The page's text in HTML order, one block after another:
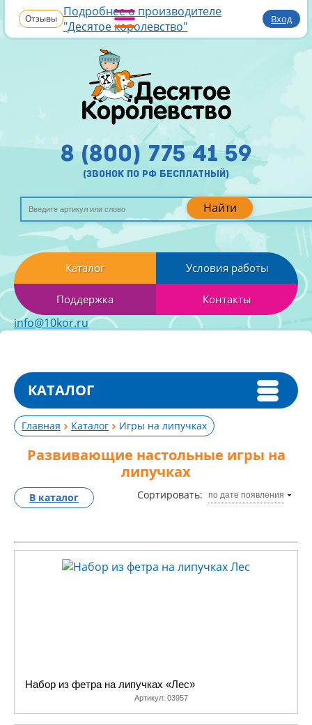
Отзывы Подробнее о производителе
"Десятое королевство"
Вход
Найти
8 (800) 775 41 59
(звонок по рф бесплатный)
Каталог Условия работы
Поддержка Контакты
info@10kor.ru
КАТАЛОГ
Главная Каталог Игры на липучках
Развивающие настольные игры на
липучках
Сортировать: по дате появления
В каталог
Набор из фетра на липучках «Лес»
Артикул: 03957